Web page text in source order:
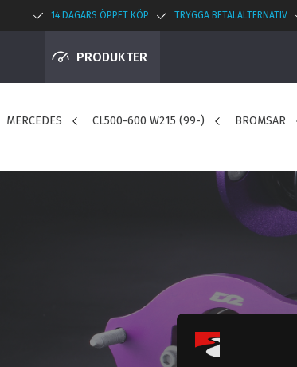
14 DAGARS ÖPPET KÖP TRYGGA BETALALTERNATIV
PRODUKTER
MERCEDES CL500-600 W215 (99-) BROMSAR